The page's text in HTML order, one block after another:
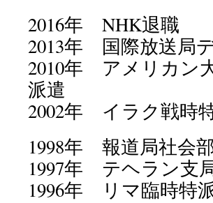
2016年 NHK退職
2013年 国際放送局
2010年 アメリカン
派遣
2002年 イラク戦時
1998年 報道局社会
1997年 テヘラン支
1996年 リマ臨時特